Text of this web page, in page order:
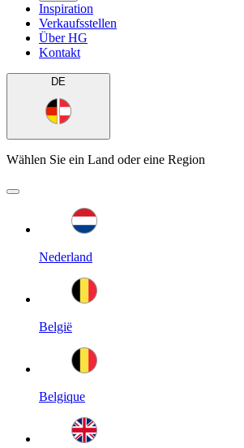
Inspiration
Verkaufsstellen
Über HG
Kontakt
DE
Wählen Sie ein Land oder eine Region
Nederland
België
Belgique